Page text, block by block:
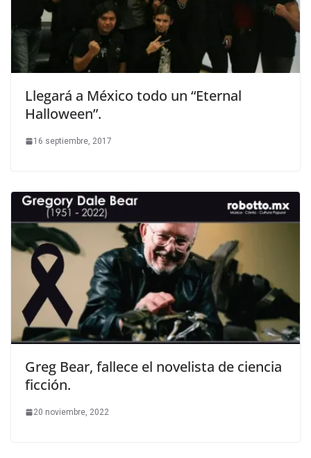
Llegará a México todo un “Eternal
Halloween”.
16 septiembre, 2017
Greg Bear, fallece el novelista de ciencia
ficción.
20 noviembre, 2022